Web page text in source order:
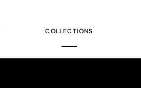
COLLECTIONS